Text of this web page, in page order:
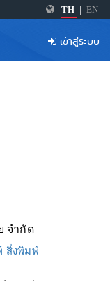
TH EN
เข้าสู่ระบบ
จำกัด
สิ่งพิมพ์